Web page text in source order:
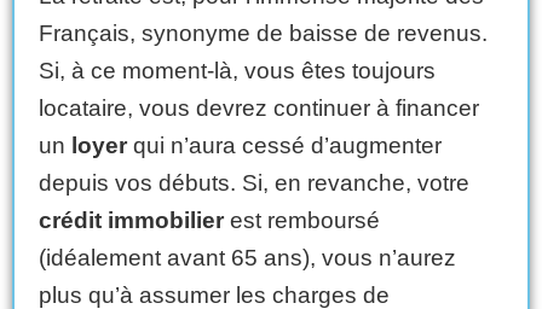
Français, synonyme de baisse de revenus.
Si, à ce moment-là, vous êtes toujours
locataire, vous devrez continuer à financer
un loyer qui n’aura cessé d’augmenter
depuis vos débuts. Si, en revanche, votre
crédit immobilier est remboursé
(idéalement avant 65 ans), vous n’aurez
plus qu’à assumer les charges de